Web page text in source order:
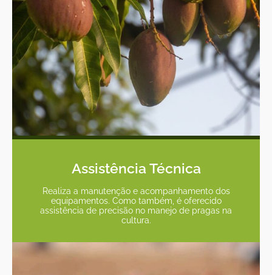
Assistência Técnica
Realiza a manutenção e acompanhamento dos
equipamentos. Como também, é oferecido
assistência de precisão no manejo de pragas na
cultura.